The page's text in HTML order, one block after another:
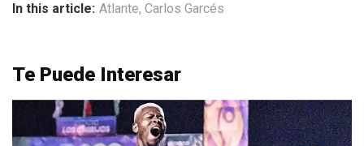
In this article: Atlante, Carlos Garcés
Te Puede Interesar